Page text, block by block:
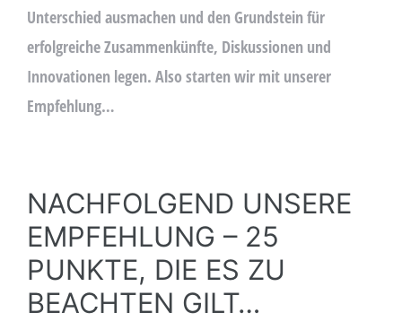
Unterschied ausmachen und den Grundstein für
erfolgreiche Zusammenkünfte, Diskussionen und
Innovationen legen. Also starten wir mit unserer
Empfehlung…
NACHFOLGEND UNSERE
EMPFEHLUNG – 25
PUNKTE, DIE ES ZU
BEACHTEN GILT…